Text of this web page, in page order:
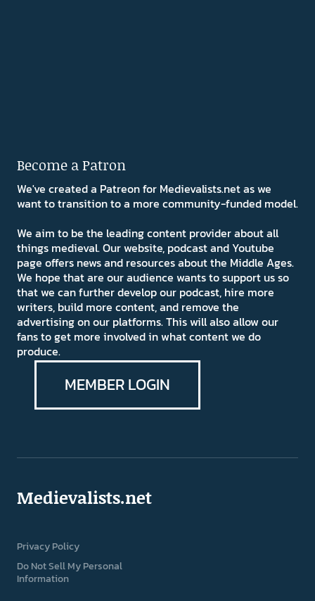
Become a Patron
We've created a Patreon for Medievalists.net as we
want to transition to a more community-funded model.
We aim to be the leading content provider about all
things medieval. Our website, podcast and Youtube
page offers news and resources about the Middle Ages.
We hope that are our audience wants to support us so
that we can further develop our podcast, hire more
writers, build more content, and remove the
advertising on our platforms. This will also allow our
fans to get more involved in what content we do
produce.
MEMBER LOGIN
Medievalists.net
Privacy Policy
Do Not Sell My Personal
Information